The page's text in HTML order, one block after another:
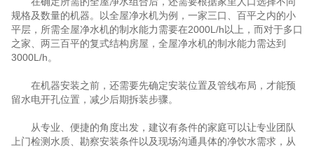
规格及数量的机器。以全屋净水机为例，一家三口、百平之内的小
平层，所需全屋净水机的制水能力需要在2000L/h以上，而对于多口
之家、两三百平的复式结构房屋，全屋净水机的制水能力需达到
3000L/h。
在机器安装之前，还需要先确定安装位置及管线布局，才能预
留水电开孔位置，减少后期拆装步骤。
从专业、便捷的角度出发，建议有条件的家庭可以让专业团队
上门检测水质、勘察安装条件以及现场沟通具体的净饮水需求，从